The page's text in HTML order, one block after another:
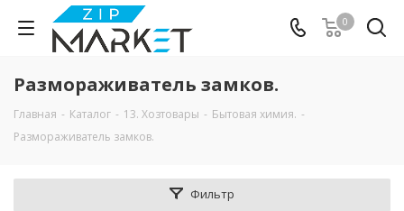
0
Размораживатель замков.
Главная - Каталог - 13. Хозтовары - Бытовая химия. -
Размораживатель замков.
Фильтр